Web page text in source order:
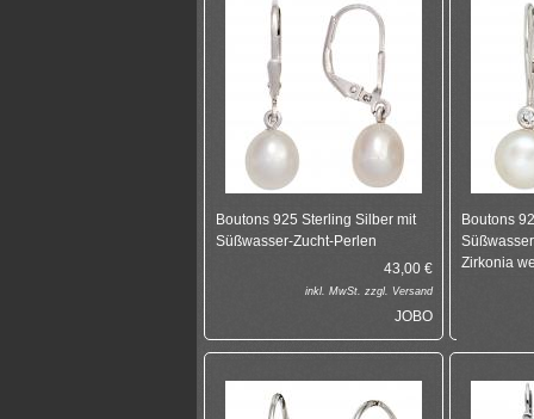
Boutons 925 Sterling Silber mit
Süßwasser-Zucht-Perlen
43,00 €
inkl. MwSt. zzgl. Versand
JOBO
Boutons
Zirkonia